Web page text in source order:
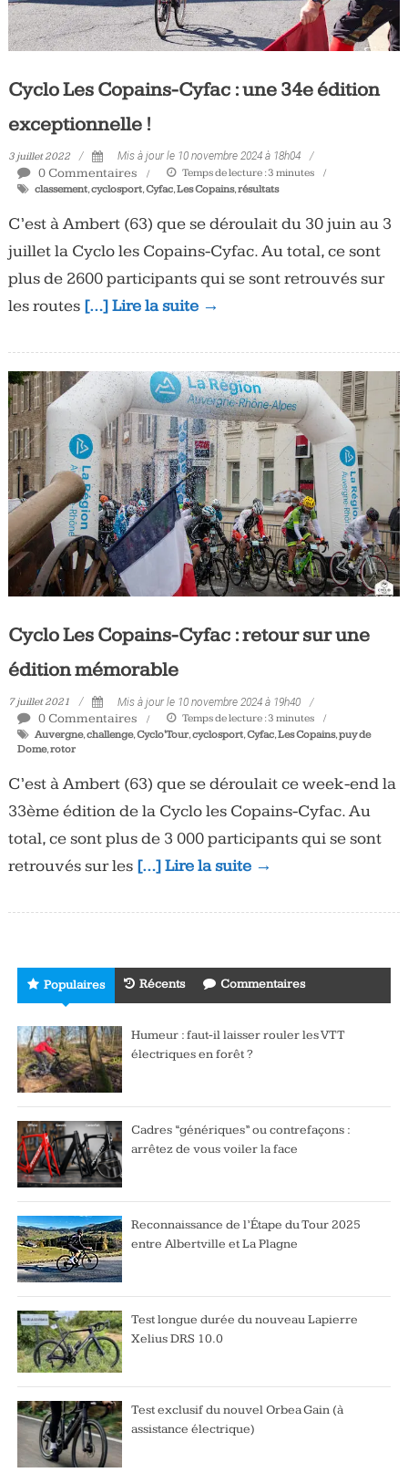
Cyclo Les Copains-Cyfac : une 34e édition
exceptionnelle !
3 juillet 2022 Mis à jour le 10 novembre 2024 à 18h04
0 Commentaires Temps de lecture :3 minutes
classement,cyclosport,Cyfac,Les Copains,résultats
C’est à Ambert (63) que se déroulait du 30 juin au 3
juillet la Cyclo les Copains-Cyfac. Au total, ce sont
plus de 2600 participants qui se sont retrouvés sur
les routes […] Lire la suite →
Cyclo Les Copains-Cyfac : retour sur une
édition mémorable
7 juillet 2021 Mis à jour le 10 novembre 2024 à 19h40
0 Commentaires Temps de lecture :3 minutes
Auvergne,challenge,Cyclo'Tour,cyclosport,Cyfac,Les Copains,puy de
Dome,rotor
C’est à Ambert (63) que se déroulait ce week-end la
33ème édition de la Cyclo les Copains-Cyfac. Au
total, ce sont plus de 3 000 participants qui se sont
retrouvés sur les […] Lire la suite →
Populaires Récents Commentaires
Humeur : faut-il laisser rouler les VTT
électriques en forêt ?
Cadres “génériques” ou contrefaçons :
arrêtez de vous voiler la face
Reconnaissance de l’Étape du Tour 2025
entre Albertville et La Plagne
Test longue durée du nouveau Lapierre
Xelius DRS 10.0
Test exclusif du nouvel Orbea Gain (à
assistance électrique)